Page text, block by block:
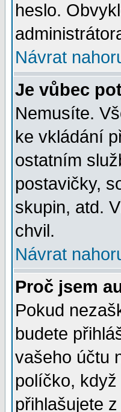
heslo.
Návrat
Je vůbec
Nemusíte.
ke vkládání
ostatním
postavičky,
skupin, atd.
chvil.
Návrat
Proč jsem
Pokud
budete
vašeho účtu
políčko,
přihlašujete